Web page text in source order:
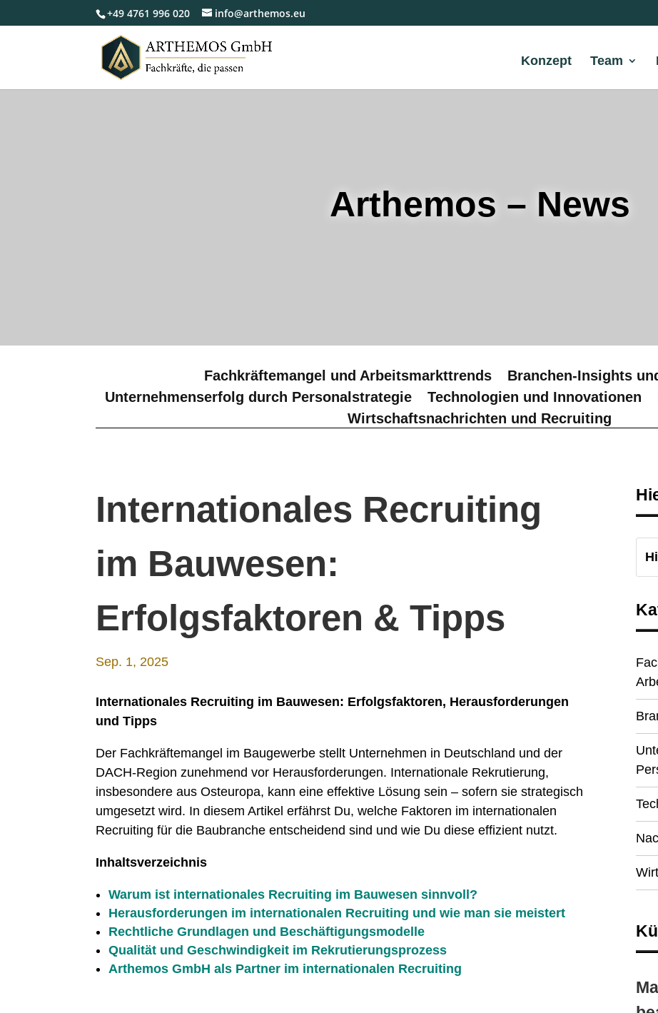
+49 4761 996 020 info@arthemos.eu
Konzept Team
Arthemos – News
Fachkräftemangel und Arbeitsmarkttrends
Branchen-Insights
Unternehmenserfolg durch Personalstrategie
Technologien und Innovationen
Wirtschaftsnachrichten und Recruiting
Internationales Recruiting
im Bauwesen:
Erfolgsfaktoren & Tipps
Sep. 1, 2025
Internationales Recruiting im Bauwesen: Erfolgsfaktoren, Herausforderungen
und Tipps
Der Fachkräftemangel im Baugewerbe stellt Unternehmen in Deutschland und der
DACH-Region zunehmend vor Herausforderungen. Internationale Rekrutierung,
insbesondere aus Osteuropa, kann eine effektive Lösung sein – sofern sie strategisch
umgesetzt wird. In diesem Artikel erfährst Du, welche Faktoren im internationalen
Recruiting für die Baubranche entscheidend sind und wie Du diese effizient nutzt.
Inhaltsverzeichnis
Warum ist internationales Recruiting im Bauwesen sinnvoll?
Herausforderungen im internationalen Recruiting und wie man sie meistert
Rechtliche Grundlagen und Beschäftigungsmodelle
Qualität und Geschwindigkeit im Rekrutierungsprozess
Arthemos GmbH als Partner im internationalen Recruiting